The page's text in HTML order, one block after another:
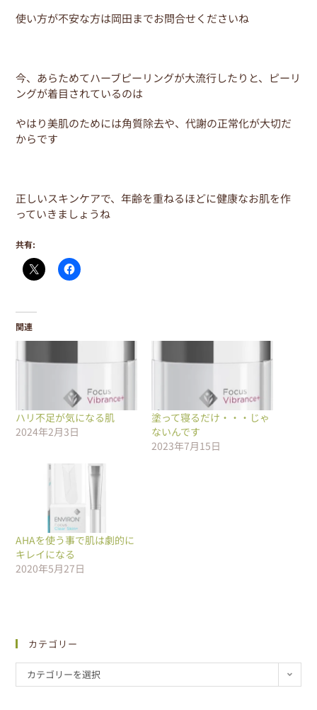
使い方が不安な方は岡田までお問合せくださいね
今、あらためてハーブピーリングが大流行したりと、ピーリ
ングが着目されているのは
やはり美肌のためには角質除去や、代謝の正常化が大切だ
からです
正しいスキンケアで、年齢を重ねるほどに健康なお肌を作
っていきましょうね
共有:
関連
ハリ不足が気になる肌
2024年2月3日
塗って寝るだけ・・・じゃ
ないんです
2023年7月15日
AHAを使う事で肌は劇的に
キレイになる
2020年5月27日
カテゴリー
カテゴリーを選択